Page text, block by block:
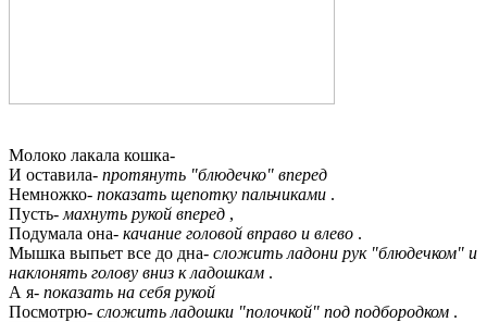
Молоко лакала кошка-
И оставила- протянуть "блюдечко" вперед
Немножко- показать щепотку пальчиками .
Пусть- махнуть рукой вперед ,
Подумала она- качание головой вправо и влево .
Мышка выпьет все до дна- сложить ладони рук "блюдечком" и
наклонять голову вниз к ладошкам .
А я- показать на себя рукой
Посмотрю- сложить ладошки "полочкой" под подбородком .